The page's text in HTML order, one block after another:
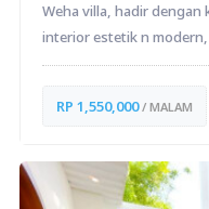
Weha villa, hadir
interior estetik n modern,
RP 1,550,000/ MALAM